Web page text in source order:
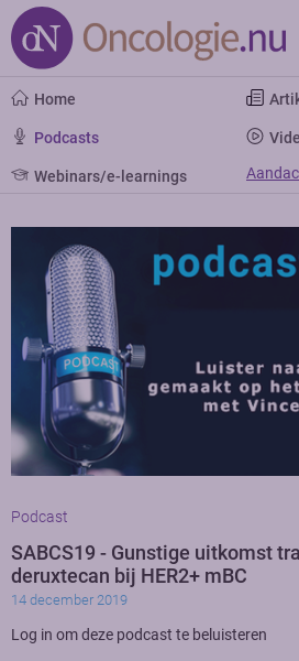
Home
Podcasts
Webinars/e-learnings
Podcast
SABCS19 - Gunstige uitkomst
deruxtecan bij HER2+ mBC
14 december 2019
Log in om deze podcast te beluisteren